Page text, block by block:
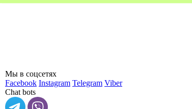
Мы в соцсетях
Facebook Instagram Telegram Viber
Chat bots